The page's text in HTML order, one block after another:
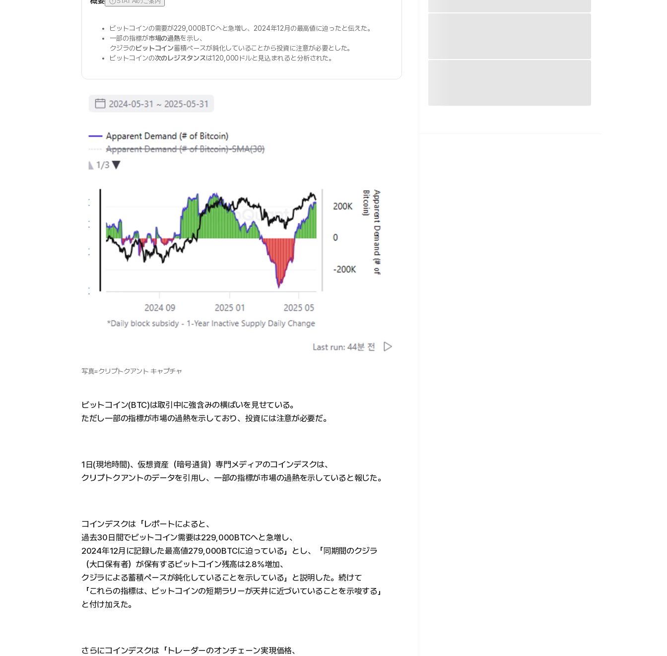
ビットコインの需要が229,000BTCへと急増し、2024年12月の最高値に迫ったと伝えた。
一部の指標が市場の過熱を示し、
クジラのビットコイン蓄積ペースが鈍化していることから投資に注意が必要とした。
ビットコインの次のレジスタンスは120,000ドルと見込まれると分析された。
写真=クリプトクアント キャプチャ
ビットコイン(BTC)は取引中に強含みの横ばいを見せている。
ただし一部の指標が市場の過熱を示しており、投資には注意が必要だ。
1日(現地時間)、仮想資産（暗号通貨）専門メディアのコインデスクは、
クリプトクアントのデータを引用し、一部の指標が市場の過熱を示していると報じた。
コインデスクは「レポートによると、
過去30日間でビットコイン需要は229,000BTCへと急増し、
2024年12月に記録した最高値279,000BTCに迫っている」とし、「同期間のクジラ
（大口保有者）が保有するビットコイン残高は2.8%増加、
クジラによる蓄積ペースが鈍化していることを示している」と説明した。続けて
「これらの指標は、ビットコインの短期ラリーが天井に近づいていることを示唆する」
と付け加えた。
さらにコインデスクは「トレーダーのオンチェーン実現価格、